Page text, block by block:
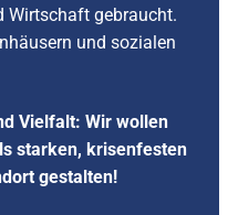
Wirtschaft gebraucht.
und sozialen
Vielfalt: Wir wollen
starken, krisenfesten
gestalten!